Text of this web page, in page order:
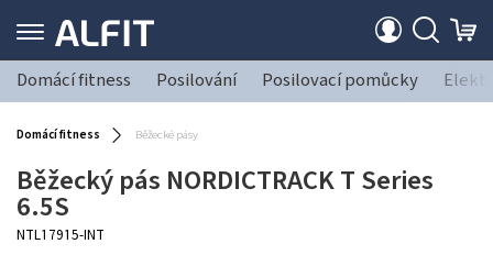
Domácí fitness Posilování Posilovací pomůcky
Domácí fitness Běžecké pásy
Běžecký pás NORDICTRACK T Series
6.5S
NTL17915-INT